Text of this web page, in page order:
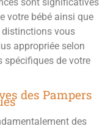
votre bébé ainsi que
distinctions vous
appropriée selon
spécifiques de votre
des Pampers
des